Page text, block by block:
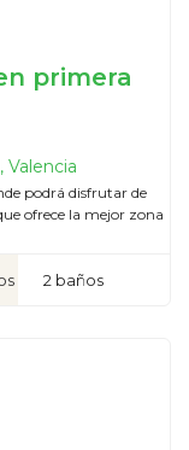
primera
Valencia
podrá disfrutar de
ofrece la mejor zona
2 baños